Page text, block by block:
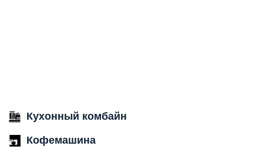
Кухонный комбайн
Кофемашина